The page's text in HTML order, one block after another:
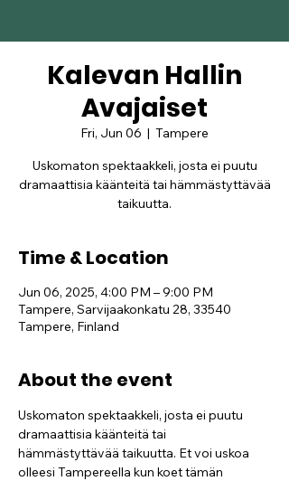
Kalevan Hallin
Avajaiset
Fri, Jun 06
  |
Tampere
Uskomaton spektaakkeli, josta ei puutu
dramaattisia käänteitä tai hämmästyttävää
taikuutta.
Time & Location
Jun 06, 2025, 4:00 PM – 9:00 PM
Tampere, Sarvijaakonkatu 28, 33540
Tampere, Finland
About the event
Uskomaton spektaakkeli, josta ei puutu
dramaattisia käänteitä tai
hämmästyttävää taikuutta. Et voi uskoa
olleesi Tampereella kun koet tämän